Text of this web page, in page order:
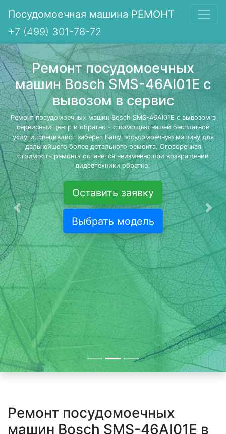
Посудомоечная машина РЕМОНТ
+7 (499) 301-78-72
Ремонт посудомоечных
машин Bosch SMS-46AI01E с
вывозом в сервис
Ремонт посудомоечных машин Bosch SMS-46AI01E с вывозом в
сервисный центр и обратно - с помощью нашей бесплатной
услуги, специалист заберет Вашу посудомоечную машину для
дальнейшего более детального ремонта. Оговоренная
стоимость ремонта останется неизменно при возвращении
видеотехники обратно.
Оставить заявку
Выбрать модель
Предыдущая
Ремонт посудомоечных
машин Bosch SMS-46AI01E в